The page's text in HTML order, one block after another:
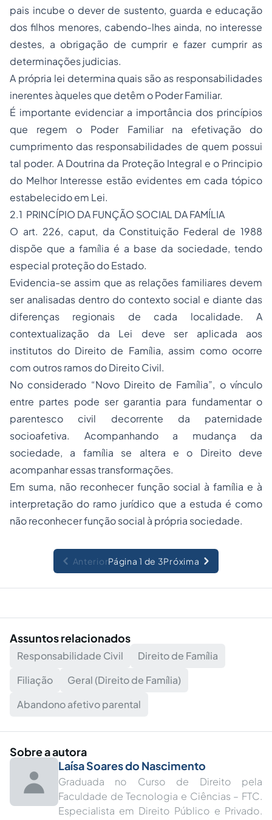
pais incube o dever de sustento, guarda e educação
dos filhos menores, cabendo-lhes ainda, no interesse
destes, a obrigação de cumprir e fazer cumprir as
determinações judicias.
A própria lei determina quais são as responsabilidades
inerentes àqueles que detêm o Poder Familiar.
É importante evidenciar a importância dos princípios
que regem o Poder Familiar na efetivação do
cumprimento das responsabilidades de quem possui
tal poder. A Doutrina da Proteção Integral e o Principio
do Melhor Interesse estão evidentes em cada tópico
estabelecido em Lei.
2.1 PRINCÍPIO DA FUNÇÃO SOCIAL DA FAMÍLIA
O art. 226, caput, da Constituição Federal de 1988
dispõe que a família é a base da sociedade, tendo
especial proteção do Estado.
Evidencia-se assim que as relações familiares devem
ser analisadas dentro do contexto social e diante das
diferenças regionais de cada localidade. A
contextualização da Lei deve ser aplicada aos
institutos do Direito de Família, assim como ocorre
com outros ramos do Direito Civil.
No considerado “Novo Direito de Família”, o vínculo
entre partes pode ser garantia para fundamentar o
parentesco civil decorrente da paternidade
socioafetiva. Acompanhando a mudança da
sociedade, a família se altera e o Direito deve
acompanhar essas transformações.
Em suma, não reconhecer função social à família e à
interpretação do ramo jurídico que a estuda é como
não reconhecer função social à própria sociedade.
AnteriorPágina 1 de 3Próxima
Assuntos relacionados
Responsabilidade Civil
Direito de Família
Filiação
Geral (Direito de Família)
Abandono afetivo parental
Sobre a autora
Laísa Soares do Nascimento
Graduada no Curso de Direito pela
Faculdade de Tecnologia e Ciências – FTC.
Especialista em Direito Público e Privado.